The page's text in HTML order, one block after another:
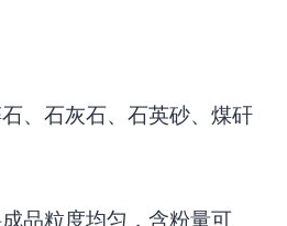
、石灰石、石英砂、煤矸
品粒度均匀，含粉量可